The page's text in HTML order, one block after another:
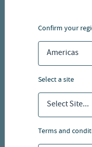
confirm your
Americas
select a site
Select Site...
terms and
증시
구조
불과